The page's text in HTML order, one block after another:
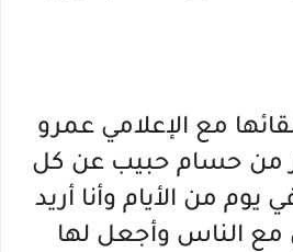
مع الإعلامي عمرو
من حسام حبيب عن كل
من الأيام وأنا أريد
مع الناس وأجعل لها